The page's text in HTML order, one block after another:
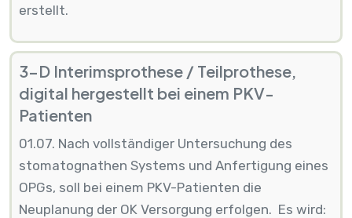
erstellt.
3-D Interimsprothese / Teilprothese,
digital hergestellt bei einem PKV-
Patienten
01.07. Nach vollständiger Untersuchung des
stomatognathen Systems und Anfertigung eines
OPGs, soll bei einem PKV-Patienten die
Neuplanung der OK Versorgung erfolgen. Es wird: